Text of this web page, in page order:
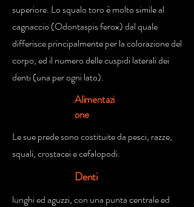
superiore. Lo squalo toro è molto simile al
cagnaccio (Odontaspis ferox) dal quale
differisce principalmente per la colorazione del
corpo, ed il numero delle cuspidi laterali dei
denti (una per ogni lato).
Alimentazi
one
Le sue prede sono costituite da pesci, razze,
squali, crostacei e cefalopodi.
Denti
lunghi ed aguzzi, con una punta centrale ed